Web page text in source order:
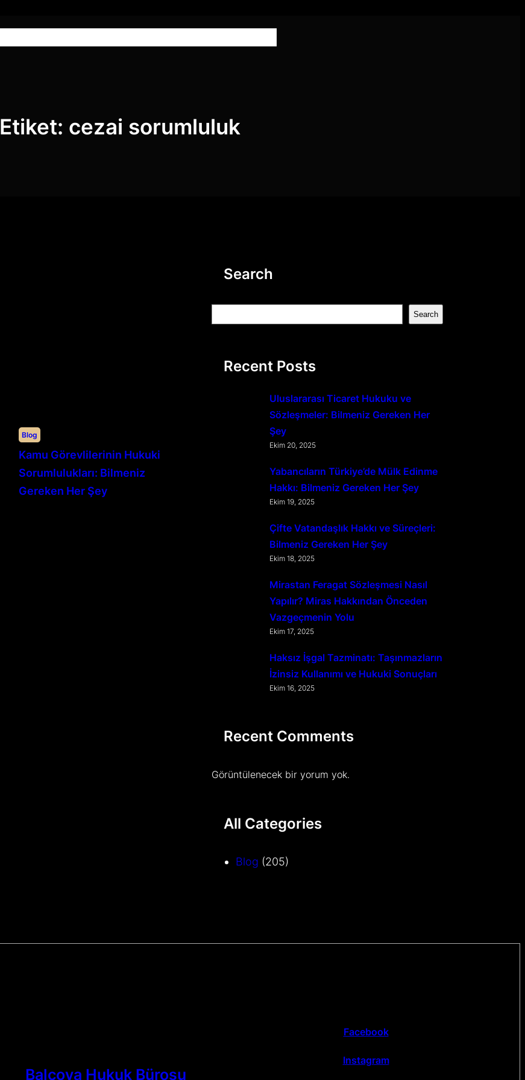
Etiket: cezai sorumluluk
Blog
Kamu Görevlilerinin Hukuki
Sorumlulukları: Bilmeniz
Gereken Her Şey
Search
e
Search
Recent Posts
Uluslararası Ticaret Hukuku ve
Sözleşmeler: Bilmeniz Gereken Her
Şey
Ekim 20, 2025
Yabancıların Türkiye’de Mülk Edinme
Hakkı: Bilmeniz Gereken Her Şey
Ekim 19, 2025
Çifte Vatandaşlık Hakkı ve Süreçleri:
Bilmeniz Gereken Her Şey
Ekim 18, 2025
Mirastan Feragat Sözleşmesi Nasıl
Yapılır? Miras Hakkından Önceden
Vazgeçmenin Yolu
Ekim 17, 2025
Haksız İşgal Tazminatı: Taşınmazların
İzinsiz Kullanımı ve Hukuki Sonuçları
Ekim 16, 2025
Recent Comments
Görüntülenecek bir yorum yok.
All Categories
Blog (205)
Balçova Hukuk Bürosu
Facebook
Instagram